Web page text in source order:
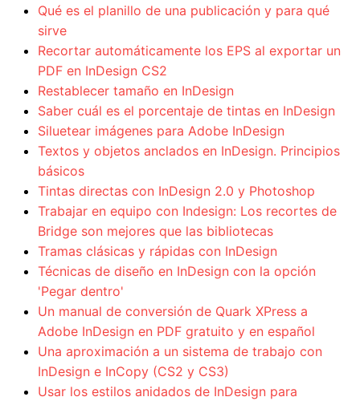
Qué es el planillo de una publicación y para qué
sirve
Recortar automáticamente los EPS al exportar un
PDF en InDesign CS2
Restablecer tamaño en InDesign
Saber cuál es el porcentaje de tintas en InDesign
Siluetear imágenes para Adobe InDesign
Textos y objetos anclados en InDesign. Principios
básicos
Tintas directas con InDesign 2.0 y Photoshop
Trabajar en equipo con Indesign: Los recortes de
Bridge son mejores que las bibliotecas
Tramas clásicas y rápidas con InDesign
Técnicas de diseño en InDesign con la opción
'Pegar dentro'
Un manual de conversión de Quark XPress a
Adobe InDesign en PDF gratuito y en español
Una aproximación a un sistema de trabajo con
InDesign e InCopy (CS2 y CS3)
Usar los estilos anidados de InDesign para